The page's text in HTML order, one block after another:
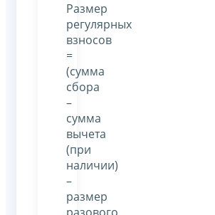
Размер
регулярных
взносов
=
(сумма
сбора
–
сумма
вычета
(при
наличии)
–
размер